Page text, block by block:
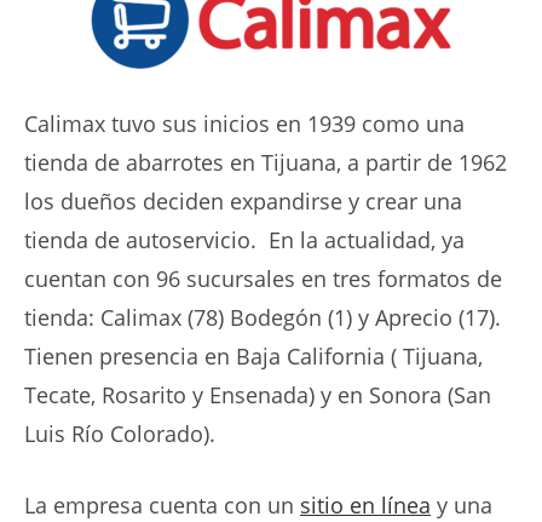
Calimax tuvo sus inicios en 1939 como una
tienda de abarrotes en Tijuana, a partir de 1962
los dueños deciden expandirse y crear una
tienda de autoservicio. En la actualidad, ya
cuentan con 96 sucursales en tres formatos de
tienda: Calimax (78) Bodegón (1) y Aprecio (17).
Tienen presencia en Baja California ( Tijuana,
Tecate, Rosarito y Ensenada) y en Sonora (San
Luis Río Colorado).
La empresa cuenta con un sitio en línea y una